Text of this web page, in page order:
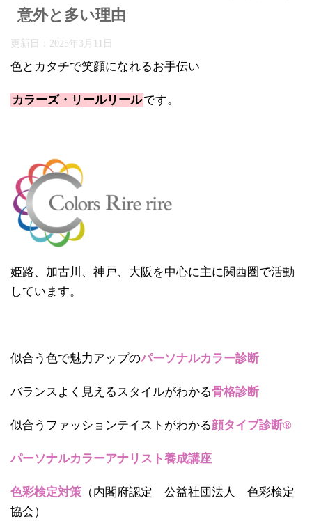
意外と多い理由
更新日： 2025年3月11日
色とカタチで笑顔になれるお手伝い
カラーズ・リールリールです。
姫路、加古川、神戸、大阪を中心に主に関西圏で活動
しています。
似合う色で魅力アップのパーソナルカラー診断
バランスよく見えるスタイルがわかる骨格診断
似合うファッションテイストがわかる顔タイプ診断®
パーソナルカラーアナリスト養成講座
色彩検定対策 （内閣府認定 公益社団法人 色彩検定
協会）